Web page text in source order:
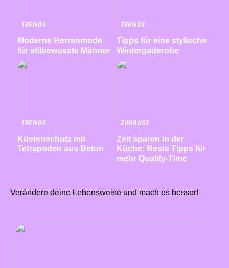
TRENDS
Moderne Herrenmode
für stilbewusste Männer
TRENDS
Tipps für eine stylische
Wintergaderobe
TRENDS
Küstenschutz mit
Tetrapoden aus Beton
ZUHAUSE
Zeit sparen in der
Küche: Beste Tipps für
mehr Quality-Time
Verändere deine Lebensweise und mach es besser!